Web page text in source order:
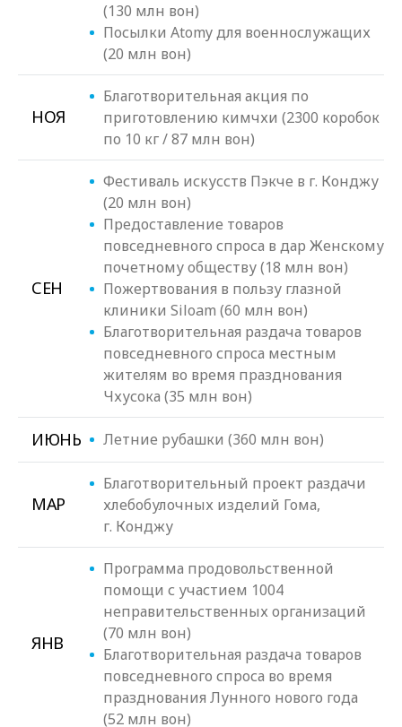
(130 млн вон)
Посылки Atomy для военнослужащих
(20 млн вон)
НОЯ
Благотворительная акция по
приготовлению кимчхи (2300 коробок
по 10 кг / 87 млн вон)
СЕН
Фестиваль искусств Пэкче в г. Конджу
(20 млн вон)
Предоставление товаров
повседневного спроса в дар Женскому
почетному обществу (18 млн вон)
Пожертвования в пользу глазной
клиники Siloam (60 млн вон)
Благотворительная раздача товаров
повседневного спроса местным
жителям во время празднования
Чхусока (35 млн вон)
ИЮНЬ Летние рубашки (360 млн вон)
МАР
Благотворительный проект раздачи
хлебобулочных изделий Гома,
г. Конджу
ЯНВ
Программа продовольственной
помощи с участием 1004
неправительственных организаций
(70 млн вон)
Благотворительная раздача товаров
повседневного спроса во время
празднования Лунного нового года
(52 млн вон)